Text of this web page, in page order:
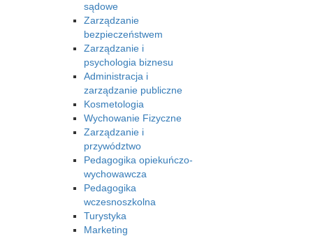
sądowe
Zarządzanie
bezpieczeństwem
Zarządzanie i
psychologia biznesu
Administracja i
zarządzanie publiczne
Kosmetologia
Wychowanie Fizyczne
Zarządzanie i
przywództwo
Pedagogika opiekuńczo-
wychowawcza
Pedagogika
wczesnoszkolna
Turystyka
Marketing